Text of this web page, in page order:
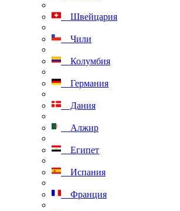
Швейцария
Чили
Колумбия
Германия
Дания
Алжир
Египет
Испания
Франция